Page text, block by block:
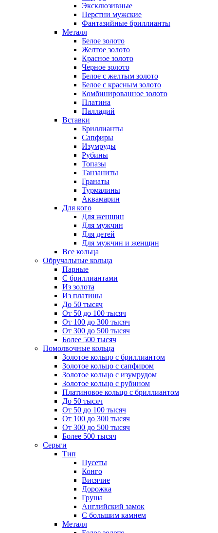
Эксклюзивные
Перстни мужские
Фантазийные бриллианты
Металл
Белое золото
Желтое золото
Красное золото
Черное золото
Белое с желтым золото
Белое с красным золото
Комбинированное золото
Платина
Палладий
Вставки
Бриллианты
Сапфиры
Изумруды
Рубины
Топазы
Танзаниты
Гранаты
Турмалины
Аквамарин
Для кого
Для женщин
Для мужчин
Для детей
Для мужчин и женщин
Все кольца
Обручальные кольца
Парные
С бриллиантами
Из золота
Из платины
До 50 тысяч
От 50 до 100 тысяч
От 100 до 300 тысяч
От 300 до 500 тысяч
Более 500 тысяч
Помолвочные кольца
Золотое кольцо с бриллиантом
Золотое кольцо с сапфиром
Золотое кольцо с изумрудом
Золотое кольцо с рубином
Платиновое кольцо с бриллиантом
До 50 тысяч
От 50 до 100 тысяч
От 100 до 300 тысяч
От 300 до 500 тысяч
Более 500 тысяч
Серьги
Тип
Пусеты
Конго
Висячие
Дорожка
Груша
Английский замок
С большим камнем
Металл